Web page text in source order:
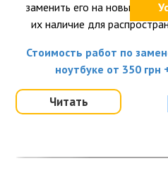
заменить его на новый, так
их наличие для
Стоимость работ по
ноутбуке от 350 грн
Читать